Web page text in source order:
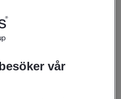
INTRESSERAD AV
vår